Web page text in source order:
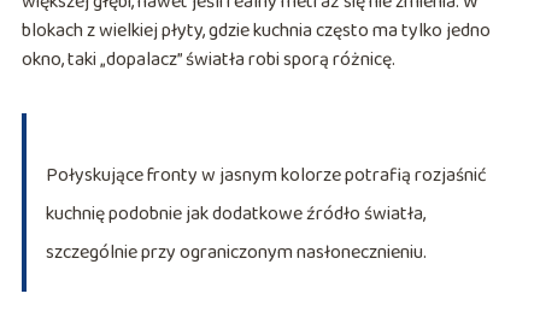
blokach z wielkiej płyty, gdzie kuchnia często ma tylko jedno
okno, taki „dopalacz” światła robi sporą różnicę.
Połyskujące fronty w jasnym kolorze potrafią rozjaśnić
kuchnię podobnie jak dodatkowe źródło światła,
szczególnie przy ograniczonym nasłonecznieniu.